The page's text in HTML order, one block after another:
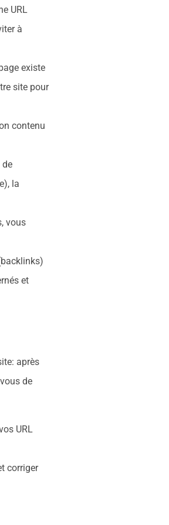
URL
à
existe
site pour
contenu
de
la
vous
et
après
de
URL
corriger